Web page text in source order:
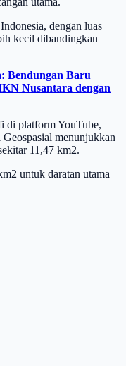
dengan luas
kecil dibandingkan
Bendungan Baru
Nusantara dengan
di platform YouTube,
menunjukkan
11,47 km2.
untuk daratan utama